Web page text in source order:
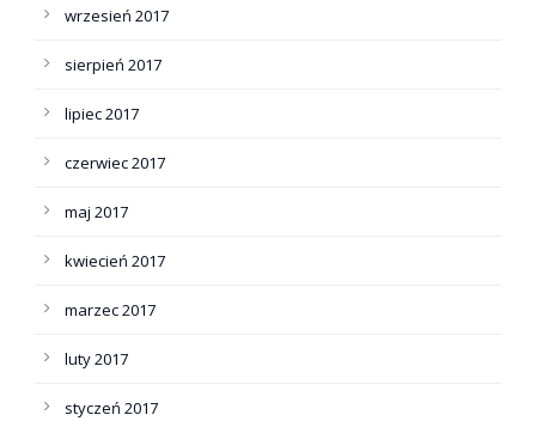
wrzesień 2017
sierpień 2017
lipiec 2017
czerwiec 2017
maj 2017
kwiecień 2017
marzec 2017
luty 2017
styczeń 2017